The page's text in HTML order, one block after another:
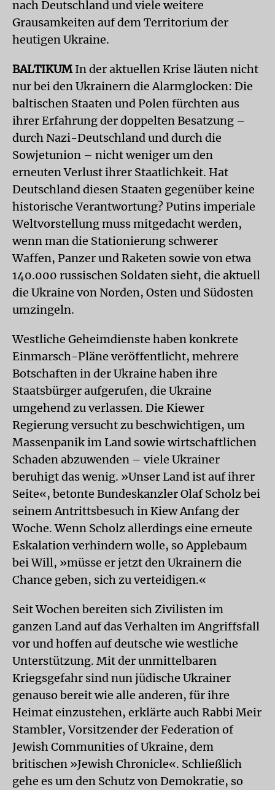
nach Deutschland und viele weitere
Grausamkeiten auf dem Territorium der
heutigen Ukraine.
BALTIKUMIn der aktuellen Krise läuten nicht
nur bei den Ukrainern die Alarmglocken: Die
baltischen Staaten und Polen fürchten aus
ihrer Erfahrung der doppelten Besatzung –
durch Nazi-Deutschland und durch die
Sowjetunion – nicht weniger um den
erneuten Verlust ihrer Staatlichkeit. Hat
Deutschland diesen Staaten gegenüber keine
historische Verantwortung? Putins imperiale
Weltvorstellung muss mitgedacht werden,
wenn man die Stationierung schwerer
Waffen, Panzer und Raketen sowie von etwa
140.000 russischen Soldaten sieht, die aktuell
die Ukraine von Norden, Osten und Südosten
umzingeln.
Westliche Geheimdienste haben konkrete
Einmarsch-Pläne veröffentlicht, mehrere
Botschaften in der Ukraine haben ihre
Staatsbürger aufgerufen, die Ukraine
umgehend zu verlassen. Die Kiewer
Regierung versucht zu beschwichtigen, um
Massenpanik im Land sowie wirtschaftlichen
Schaden abzuwenden – viele Ukrainer
beruhigt das wenig. »Unser Land ist auf ihrer
Seite«, betonte Bundeskanzler Olaf Scholz bei
seinem Antrittsbesuch in Kiew Anfang der
Woche. Wenn Scholz allerdings eine erneute
Eskalation verhindern wolle, so Applebaum
bei Will, »müsse er jetzt den Ukrainern die
Chance geben, sich zu verteidigen.«
Seit Wochen bereiten sichZivilistenim
ganzen Land auf das Verhalten im Angriffsfall
vor und hoffen auf deutsche wie westliche
Unterstützung. Mit der unmittelbaren
Kriegsgefahr sind nun jüdische Ukrainer
genauso bereit wie alle anderen, für ihre
Heimat einzustehen, erklärte auch Rabbi Meir
Stambler, Vorsitzender der Federation of
Jewish Communities of Ukraine, dem
britischen »Jewish Chronicle«. Schließlich
gehe es um den Schutz von Demokratie, so